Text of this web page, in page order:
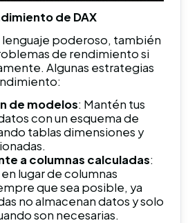
de DAX
lenguaje poderoso, también
de rendimiento si
Algunas estrategias
de modelos: Mantén tus
con un esquema de
tablas dimensiones y
a columnas calculadas:
lugar de columnas
que sea posible, ya
no almacenan datos y solo
son necesarias.